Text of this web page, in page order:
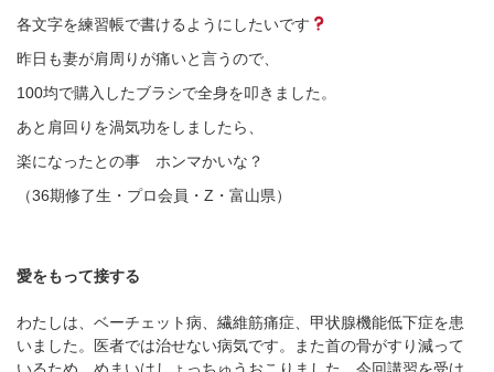
各文字を練習帳で書けるようにしたいです
昨日も妻が肩周りが痛いと言うので、
100均で購入したブラシで全身を叩きました。
あと肩回りを渦気功をしましたら、
楽になったとの事 ホンマかいな？
（36期修了生・プロ会員・Z・富山県）
愛をもって接する
わたしは、ベーチェット病、繊維筋痛症、甲状腺機能低下症を患
いました。医者では治せない病気です。また首の骨がすり減って
いるため、めまいはしょっちゅうおこりました。今回講習を受け